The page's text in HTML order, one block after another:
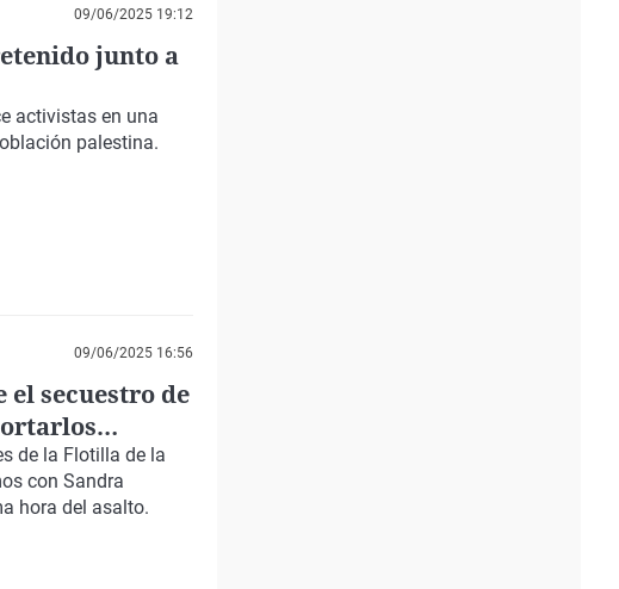
09/06/2025 19:12
junto a
activistas en una
palestina.
09/06/2025 16:56
el secuestro de
otra cosa"
de la Flotilla de la
con Sandra
hora del asalto.